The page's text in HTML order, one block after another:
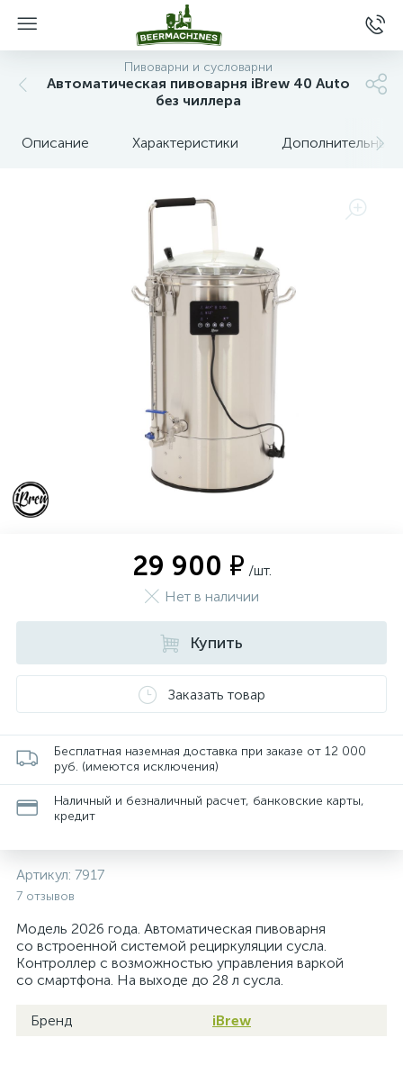
Пивоварни и сусловарни
Автоматическая пивоварня iBrew 40 Auto
без чиллера
Описание Характеристики Дополнительные
29 900 ₽ /шт.
Нет в наличии
Купить
Заказать товар
Бесплатная наземная доставка при заказе от 12 000
руб. (имеются исключения)
Наличный и безналичный расчет, банковские карты,
кредит
Артикул: 7917
7 отзывов
Модель 2026 года. Автоматическая пивоварня
со встроенной системой рециркуляции сусла.
Контроллер с возможностью управления варкой
со смартфона. На выходе до 28 л сусла.
Бренд iBrew